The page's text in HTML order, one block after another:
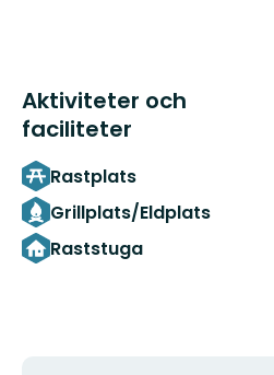
Aktiviteter och
faciliteter
Rastplats
Grillplats/Eldplats
Raststuga